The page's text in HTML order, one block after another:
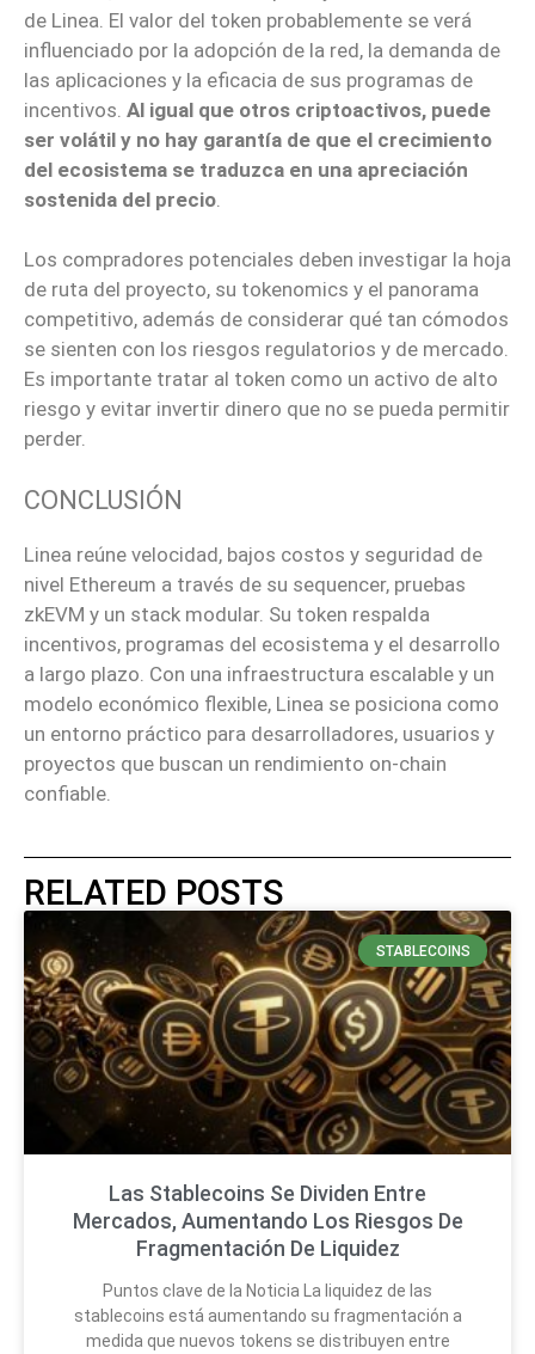
de Linea. El valor del token probablemente se verá
influenciado por la adopción de la red, la demanda de
las aplicaciones y la eficacia de sus programas de
incentivos. Al igual que otros criptoactivos, puede
ser volátil y no hay garantía de que el crecimiento
del ecosistema se traduzca en una apreciación
sostenida del precio
Los compradores potenciales deben investigar la hoja
de ruta del proyecto, su tokenomics y el panorama
competitivo, además de considerar qué tan cómodos
se sienten con los riesgos regulatorios y de mercado.
Es importante tratar al token como un activo de alto
riesgo y evitar invertir dinero que no se pueda permitir
perder.
CONCLUSIÓN
Linea reúne velocidad, bajos costos y seguridad de
nivel Ethereum a través de su sequencer, pruebas
zkEVM y un stack modular. Su token respalda
incentivos, programas del ecosistema y el desarrollo
a largo plazo. Con una infraestructura escalable y un
modelo económico flexible, Linea se posiciona como
un entorno práctico para desarrolladores, usuarios y
proyectos que buscan un rendimiento on-chain
confiable.
RELATED POSTS
STABLECOINS
Las Stablecoins Se Dividen Entre
Mercados, Aumentando Los Riesgos De
Fragmentación De Liquidez
Puntos clave de la Noticia La liquidez de las
stablecoins está aumentando su fragmentación a
medida que nuevos tokens se distribuyen entre